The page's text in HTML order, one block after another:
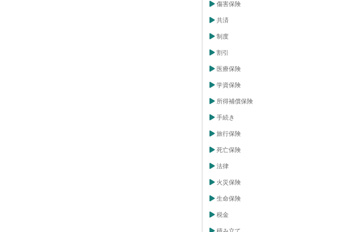
傷害保険
共済
制度
割引
医療保険
学資保険
所得補償保険
手続き
旅行保険
死亡保険
法律
火災保険
生命保険
税金